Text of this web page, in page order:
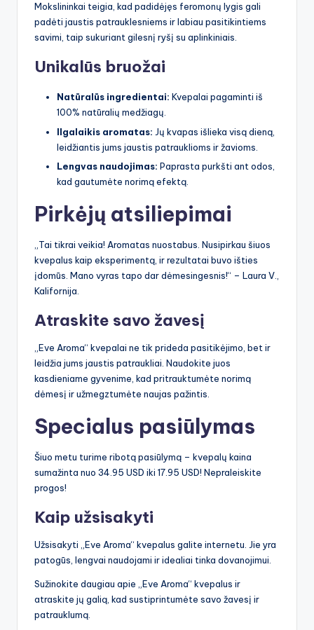
Mokslininkai teigia, kad padidėjęs feromonų lygis gali
padėti jaustis patrauklesniems ir labiau pasitikintiems
savimi, taip sukuriant gilesnį ryšį su aplinkiniais.
Unikalūs bruožai
Natūralūs ingredientai: Kvepalai pagaminti iš
100% natūralių medžiagų.
Ilgalaikis aromatas: Jų kvapas išlieka visą dieną,
leidžiantis jums jaustis patrauklioms ir žavioms.
Lengvas naudojimas: Paprasta purkšti ant odos,
kad gautumėte norimą efektą.
Pirkėjų atsiliepimai
„Tai tikrai veikia! Aromatas nuostabus. Nusipirkau šiuos
kvepalus kaip eksperimentą, ir rezultatai buvo išties
įdomūs. Mano vyras tapo dar dėmesingesnis!“ – Laura V.,
Kalifornija.
Atraskite savo žavesį
„Eve Aroma“ kvepalai ne tik prideda pasitikėjimo, bet ir
leidžia jums jaustis patraukliai. Naudokite juos
kasdieniame gyvenime, kad pritrauktumėte norimą
dėmesį ir užmegztumėte naujas pažintis.
Specialus pasiūlymas
Šiuo metu turime ribotą pasiūlymą – kvepalų kaina
sumažinta nuo 34.95 USD iki 17.95 USD! Nepraleiskite
progos!
Kaip užsisakyti
Užsisakyti „Eve Aroma“ kvepalus galite internetu. Jie yra
patogūs, lengvai naudojami ir idealiai tinka dovanojimui.
Sužinokite daugiau apie „Eve Aroma“ kvepalus ir
atraskite jų galią, kad sustiprintumėte savo žavesį ir
patrauklumą.